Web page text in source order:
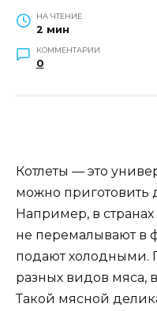
НА ЧТЕНИЕ
2 мин
КОММЕНТАРИИ
0
Котлеты — это
можно приготовить
Например, в
не перемалывают в
подают холодными.
разных видов мяса,
Такой мясной